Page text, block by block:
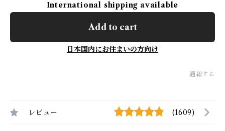
International shipping available
Add to cart
日本国内にお住まいの方向け
通報する
レビュー (1609)